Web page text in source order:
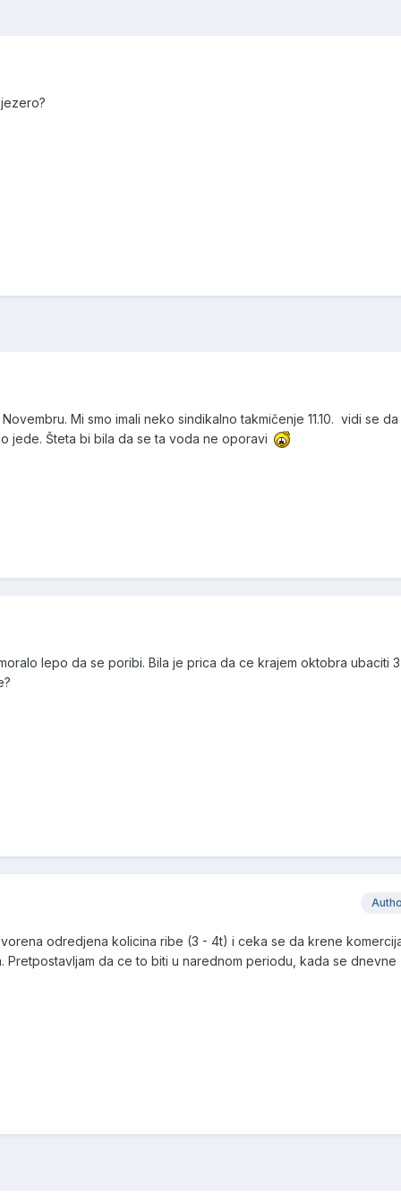
Mi smo imali neko sindikalno takmičenje 11.10. vidi se
jede. Šteta bi bila da se ta voda ne oporavi
lepo da se poribi. Bila je prica da ce krajem oktobra ubaciti
odredjena kolicina ribe (3 - 4t) i ceka se da krene
Pretpostavljam da ce to biti u narednom periodu, kada se dnevne